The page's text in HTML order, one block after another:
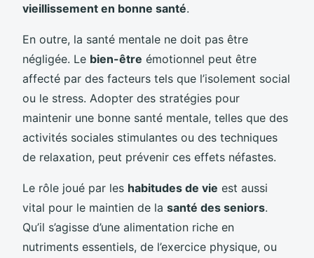
vieillissement en bonne santé.
En outre, la santé mentale ne doit pas être
négligée. Le bien-être émotionnel peut être
affecté par des facteurs tels que l’isolement social
ou le stress. Adopter des stratégies pour
maintenir une bonne santé mentale, telles que des
activités sociales stimulantes ou des techniques
de relaxation, peut prévenir ces effets néfastes.
Le rôle joué par les habitudes de vie est aussi
vital pour le maintien de la santé des seniors.
Qu’il s’agisse d’une alimentation riche en
nutriments essentiels, de l’exercice physique, ou